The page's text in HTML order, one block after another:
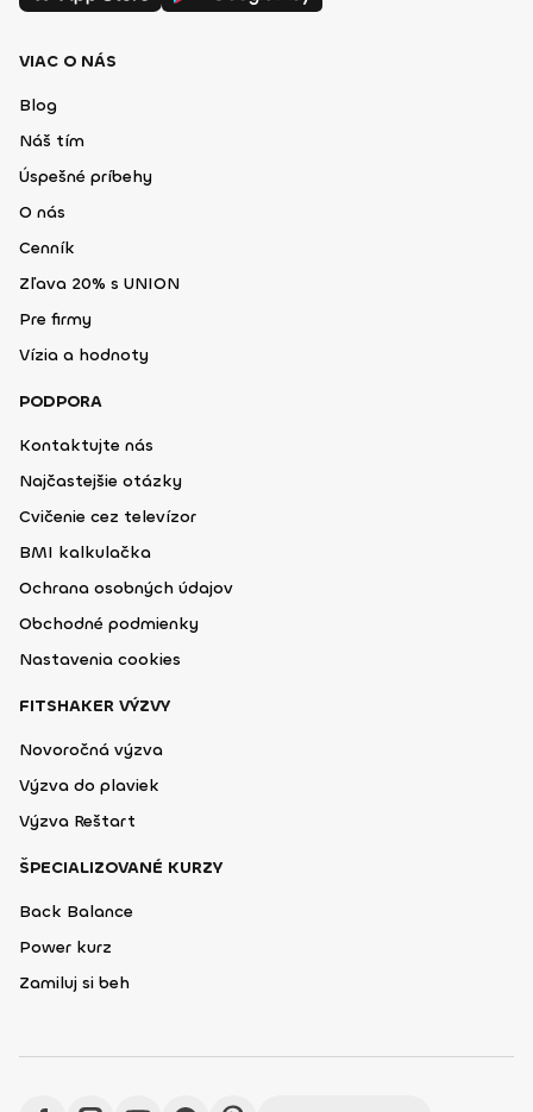
VIAC O NÁS
Blog
Náš tím
Úspešné príbehy
O nás
Cenník
Zľava 20% s UNION
Pre firmy
Vízia a hodnoty
PODPORA
Kontaktujte nás
Najčastejšie otázky
Cvičenie cez televízor
BMI kalkulačka
Ochrana osobných údajov
Obchodné podmienky
Nastavenia cookies
FITSHAKER VÝZVY
Novoročná výzva
Výzva do plaviek
Výzva Reštart
ŠPECIALIZOVANÉ KURZY
Back Balance
Power kurz
Zamiluj si beh